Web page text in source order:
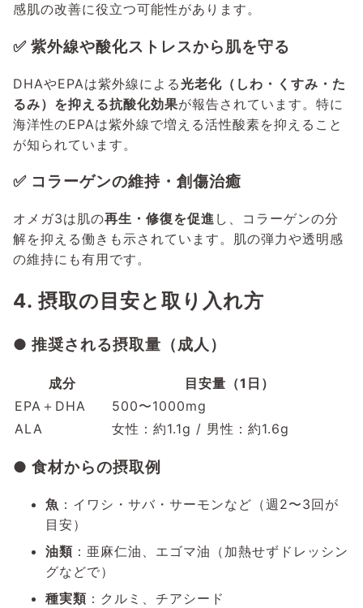
感肌の改善に役立つ可能性があります。
✅ 紫外線や酸化ストレスから肌を守る
DHAやEPAは紫外線による光老化（しわ・くすみ・た
るみ）を抑える抗酸化効果が報告されています。特に
海洋性のEPAは紫外線で増える活性酸素を抑えること
が知られています。
✅ コラーゲンの維持・創傷治癒
オメガ3は肌の再生・修復を促進 し、コラーゲンの分
解を抑える働きも示されています。肌の弾力や透明感
の維持にも有用です。
4. 摂取の目安と取り入れ方
● 推奨される摂取量（成人）
成分
目安量（1日）
EPA＋DHA
500〜1000mg
ALA
女性：約1.1g / 男性：約1.6g
● 食材からの摂取例
魚 ：イワシ・サバ・サーモンなど（週2〜3回が
目安）
油類 ：亜麻仁油、エゴマ油（加熱せずドレッシン
グなどで）
種実類 ：クルミ、チアシード